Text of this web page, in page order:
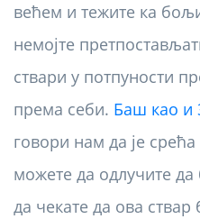
већем и тежите ка
немојте
ствари у потпуности
према себи. Баш као и
говори нам да је
можете да одлучите да
да чекате да ова ствар